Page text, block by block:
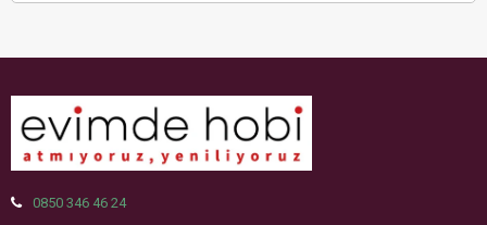
0850 346 46 24